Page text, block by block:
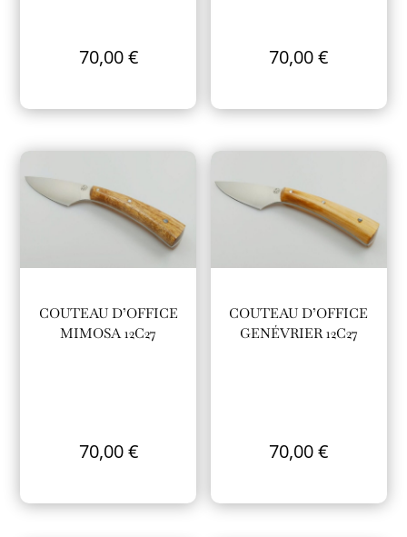
70,00€ 70,00€
COUTEAU D’OFFICE
MIMOSA 12C27
70,00€
COUTEAU D’OFFICE
GENÉVRIER 12C27
70,00€